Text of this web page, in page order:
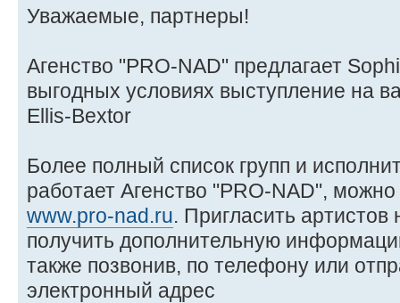
Уважаемые, партнеры!
Агенство "PRO-NAD" предлагает
выгодных условиях выступление на
Ellis-Bextor
Более полный список групп и
работает Агенство "PRO-NAD",
www.pro-nad.ru. Пригласить
получить дополнительную
также позвонив, по телефону или
электронный адрес